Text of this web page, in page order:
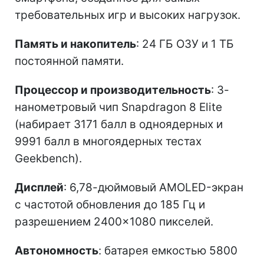
требовательных игр и высоких нагрузок.
Память и накопитель: 24 ГБ ОЗУ и 1 ТБ
постоянной памяти.
Процессор и производительность: 3-
нанометровый чип Snapdragon 8 Elite
(набирает 3171 балл в одноядерных и
9991 балл в многоядерных тестах
Geekbench).
Дисплей: 6,78-дюймовый AMOLED-экран
с частотой обновления до 185 Гц и
разрешением 2400×1080 пикселей.
Автономность: батарея емкостью 5800